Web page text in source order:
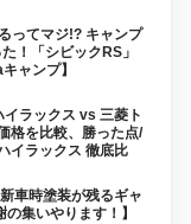
ってマジ!? キャンプ
！「シビックRS」
ャンプ】
ラックス vs 三菱ト
格を比較、勝った点/
イラックス 徹底比
車時塗装が残るギャ
集いやります！】